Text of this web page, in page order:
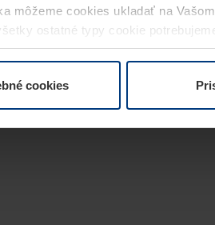
môžeme cookies ukladať na
ostatné typy cookie
cookie na stránke
cookies